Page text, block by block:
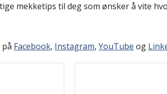
mekketips til deg som ønsker å vite
Facebook, Instagram, YouTube og